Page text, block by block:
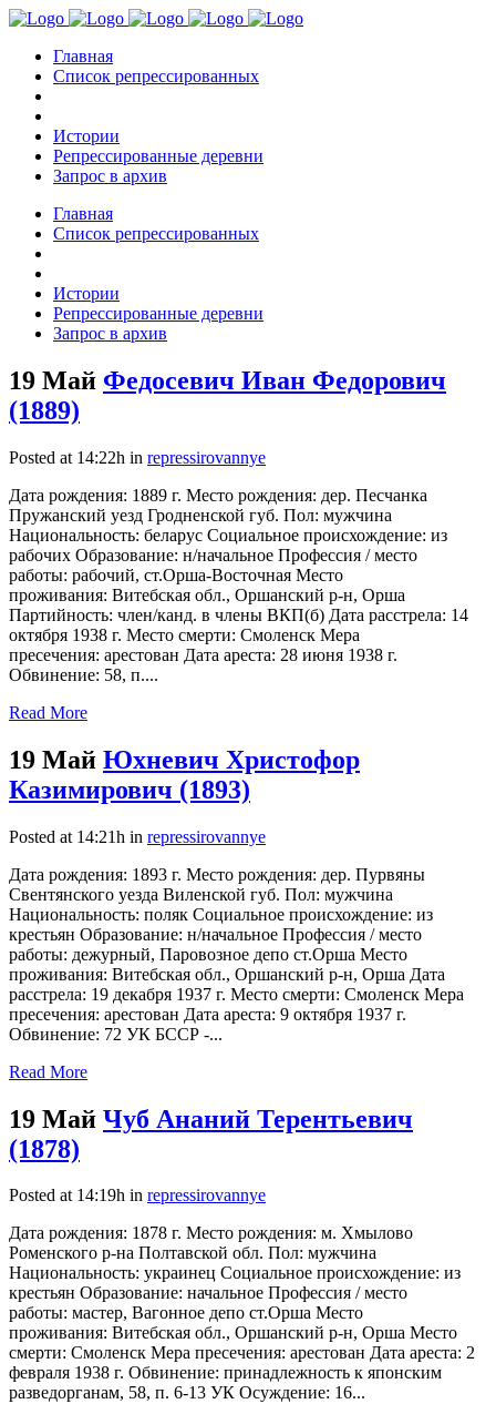
Главная
Список репрессированных
Истории
Репрессированные деревни
Запрос в архив
Главная
Список репрессированных
Истории
Репрессированные деревни
Запрос в архив
19 Май Федосевич Иван Федорович
(1889)
Posted at 14:22h in repressirovannye
Дата рождения: 1889 г. Место рождения: дер. Песчанка
Пружанский уезд Гродненской губ. Пол: мужчина
Национальность: беларус Социальное происхождение: из
рабочих Образование: н/начальное Профессия / место
работы: рабочий, ст.Орша-Восточная Место
проживания: Витебская обл., Оршанский р-н, Орша
Партийность: член/канд. в члены ВКП(б) Дата расстрела: 14
октября 1938 г. Место смерти: Смоленск Мера
пресечения: арестован Дата ареста: 28 июня 1938 г.
Обвинение: 58, п....
Read More
19 Май Юхневич Христофор
Казимирович (1893)
Posted at 14:21h in repressirovannye
Дата рождения: 1893 г. Место рождения: дер. Пурвяны
Свентянского уезда Виленской губ. Пол: мужчина
Национальность: поляк Социальное происхождение: из
крестьян Образование: н/начальное Профессия / место
работы: дежурный, Паровозное депо ст.Орша Место
проживания: Витебская обл., Оршанский р-н, Орша Дата
расстрела: 19 декабря 1937 г. Место смерти: Смоленск Мера
пресечения: арестован Дата ареста: 9 октября 1937 г.
Обвинение: 72 УК БССР -...
Read More
19 Май Чуб Ананий Терентьевич
(1878)
Posted at 14:19h in repressirovannye
Дата рождения: 1878 г. Место рождения: м. Хмылово
Роменского р-на Полтавской обл. Пол: мужчина
Национальность: украинец Социальное происхождение: из
крестьян Образование: начальное Профессия / место
работы: мастер, Вагонное депо ст.Орша Место
проживания: Витебская обл., Оршанский р-н, Орша Место
смерти: Смоленск Мера пресечения: арестован Дата ареста: 2
февраля 1938 г. Обвинение: принадлежность к японским
разведорганам, 58, п. 6-13 УК Осуждение: 16...